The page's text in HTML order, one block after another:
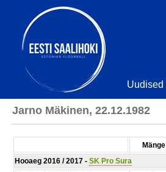
Uudised
Jarno Mäkinen, 22.12.1982
Mänge
Hooaeg 2016 / 2017 - SK Pro Sura